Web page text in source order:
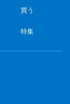
買う
特集